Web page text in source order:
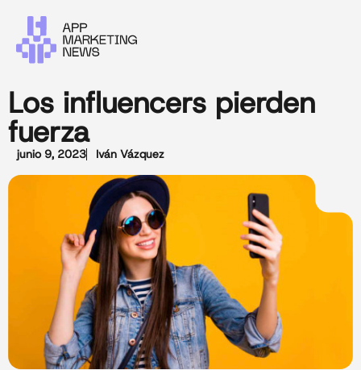
Los influencers pierden
fuerza
junio 9, 2023 Iván Vázquez